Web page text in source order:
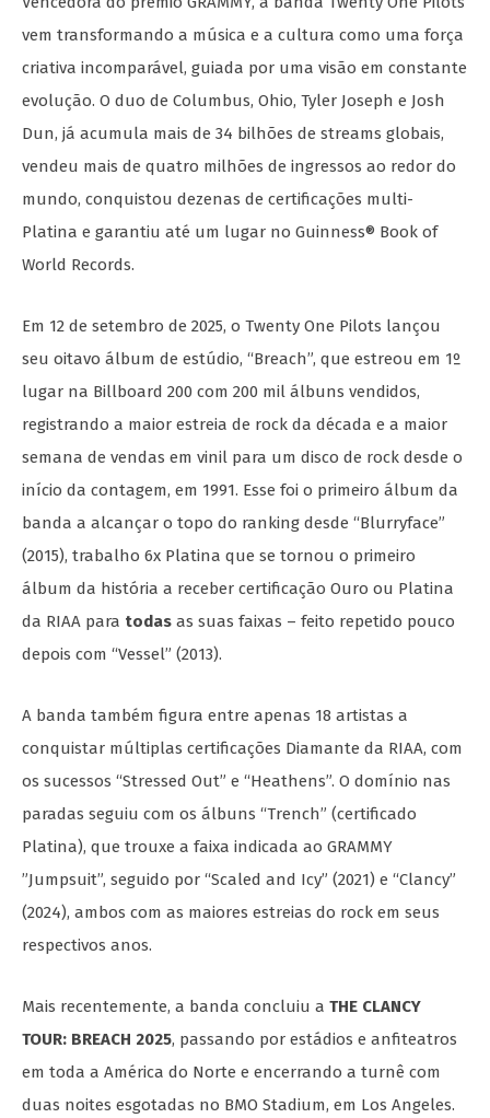
vem transformando a música e a cultura como uma força
criativa incomparável, guiada por uma visão em constante
evolução. O duo de Columbus, Ohio, Tyler Joseph e Josh
Dun, já acumula mais de 34 bilhões de streams globais,
vendeu mais de quatro milhões de ingressos ao redor do
mundo, conquistou dezenas de certificações multi-
Platina e garantiu até um lugar no Guinness® Book of
World Records.
Em 12 de setembro de 2025, o Twenty One Pilots lançou
seu oitavo álbum de estúdio, “Breach”, que estreou em 1º
lugar na Billboard 200 com 200 mil álbuns vendidos,
registrando a maior estreia de rock da década e a maior
semana de vendas em vinil para um disco de rock desde o
início da contagem, em 1991. Esse foi o primeiro álbum da
banda a alcançar o topo do ranking desde “Blurryface”
(2015), trabalho 6x Platina que se tornou o primeiro
álbum da história a receber certificação Ouro ou Platina
da RIAA para todas as suas faixas – feito repetido pouco
depois com “Vessel” (2013).
A banda também figura entre apenas 18 artistas a
conquistar múltiplas certificações Diamante da RIAA, com
os sucessos “Stressed Out” e “Heathens”. O domínio nas
paradas seguiu com os álbuns “Trench” (certificado
Platina), que trouxe a faixa indicada ao GRAMMY
”Jumpsuit”, seguido por “Scaled and Icy” (2021) e “Clancy”
(2024), ambos com as maiores estreias do rock em seus
respectivos anos.
Mais recentemente, a banda concluiu a THE CLANCY
TOUR: BREACH 2025, passando por estádios e anfiteatros
em toda a América do Norte e encerrando a turnê com
duas noites esgotadas no BMO Stadium, em Los Angeles.